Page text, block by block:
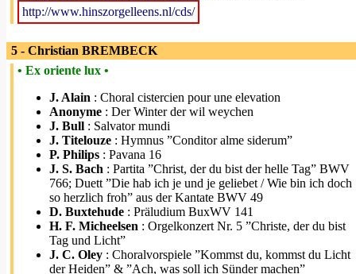
http://www.hinszorgelleens.nl/cds/
5 - Christian BREMBECK
• Ex oriente lux •
J. Alain : Choral cistercien pour une elevation
Anonyme : Der Winter der wil weychen
J. Bull : Salvator mundi
J. Titelouze : Hymnus ”Conditor alme siderum”
P. Philips : Pavana 16
J. S. Bach : Partita ”Christ, der du bist der helle Tag” BWV
766; Duett ”Die hab ich je und je geliebet / Wie bin ich doch
so herzlich froh” aus der Kantate BWV 49
D. Buxtehude : Präludium BuxWV 141
H. F. Micheelsen : Orgelkonzert Nr. 5 ”Christe, der du bist
Tag und Licht”
J. C. Oley : Choralvorspiele ”Kommst du, kommst du Licht
der Heiden” & ”Ach, was soll ich Sünder machen”